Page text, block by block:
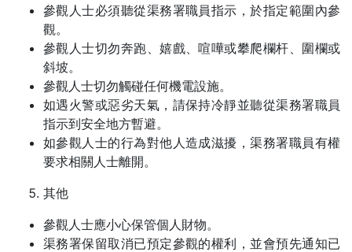
參觀人士必須聽從渠務署職員指示，於指定範圍內參
觀。
參觀人士切勿奔跑、嬉戲、喧嘩或攀爬欄杆、圍欄或
斜坡。
參觀人士切勿觸碰任何機電設施。
如遇火警或惡劣天氣，請保持冷靜並聽從渠務署職員
指示到安全地方暫避。
如參觀人士的行為對他人造成滋擾，渠務署職員有權
要求相關人士離開。
其他
參觀人士應小心保管個人財物。
渠務署保留取消已預定參觀的權利，並會預先通知已